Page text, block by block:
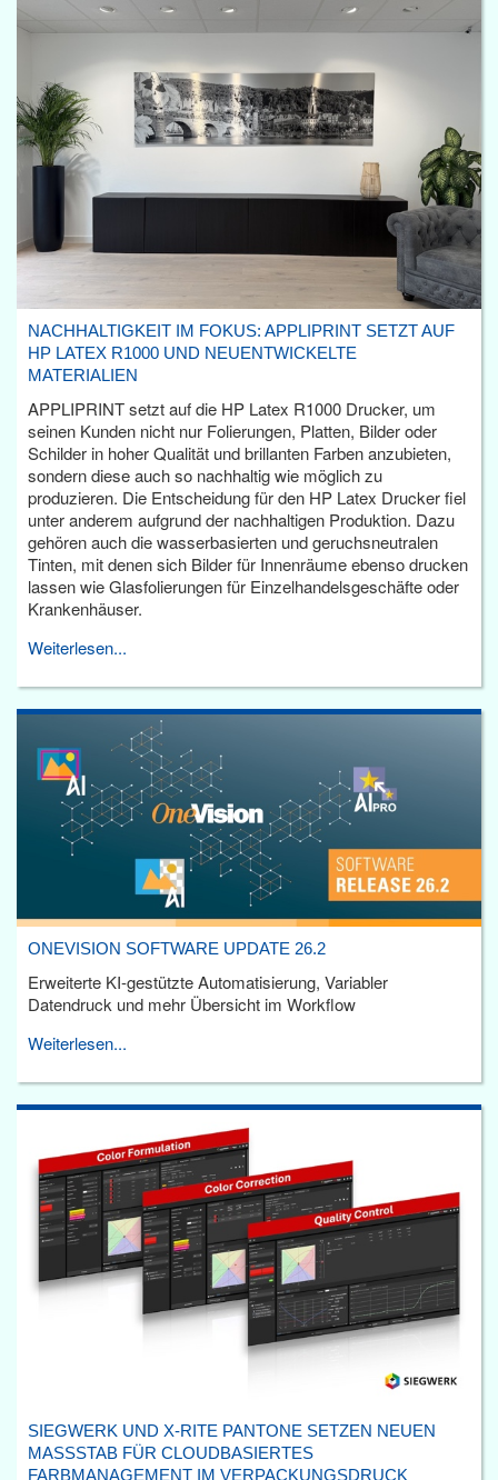
NACHHALTIGKEIT IM FOKUS: APPLIPRINT SETZT AUF
HP LATEX R1000 UND NEUENTWICKELTE
MATERIALIEN
APPLIPRINT setzt auf die HP Latex R1000 Drucker, um
seinen Kunden nicht nur Folierungen, Platten, Bilder oder
Schilder in hoher Qualität und brillanten Farben anzubieten,
sondern diese auch so nachhaltig wie möglich zu
produzieren. Die Entscheidung für den HP Latex Drucker fiel
unter anderem aufgrund der nachhaltigen Produktion. Dazu
gehören auch die wasserbasierten und geruchsneutralen
Tinten, mit denen sich Bilder für Innenräume ebenso drucken
lassen wie Glasfolierungen für Einzelhandelsgeschäfte oder
Krankenhäuser.
Weiterlesen...
ONEVISION SOFTWARE UPDATE 26.2
Erweiterte KI-gestützte Automatisierung, Variabler
Datendruck und mehr Übersicht im Workflow
Weiterlesen...
SIEGWERK UND X-RITE PANTONE SETZEN NEUEN
MASSSTAB FÜR CLOUDBASIERTES F
ARBMANAGEMENT IM VERPACKUNGSDRUCK